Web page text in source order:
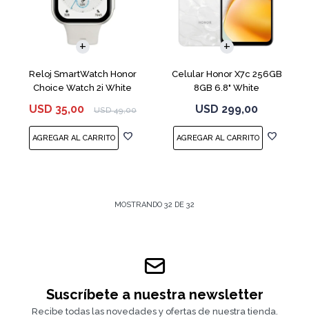
Reloj SmartWatch Honor
Choice Watch 2i White
USD 35,00 USD 49,00
Celular Honor X7c 256GB
8GB 6.8" White
USD 299,00
COMPARAR
MOSTRANDO 32 DE 32
Suscríbete a nuestra newsletter
Recibe todas las novedades y ofertas de nuestra tienda.